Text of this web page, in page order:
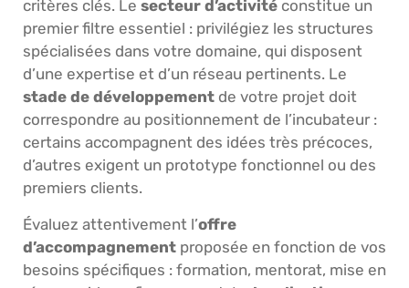
critères clés. Le secteur d’activité constitue un
premier filtre essentiel : privilégiez les structures
spécialisées dans votre domaine, qui disposent
d’une expertise et d’un réseau pertinents. Le
stade de développement de votre projet doit
correspondre au positionnement de l’incubateur :
certains accompagnent des idées très précoces,
d’autres exigent un prototype fonctionnel ou des
premiers clients.
Évaluez attentivement l’offre
d’accompagnement proposée en fonction de vos
besoins spécifiques : formation, mentorat, mise en